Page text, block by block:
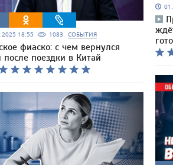
18:55 1083 СОБЫТИЯ
фиаско: с чем вернулся
после поездки в Китай